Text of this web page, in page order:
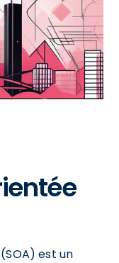
est un